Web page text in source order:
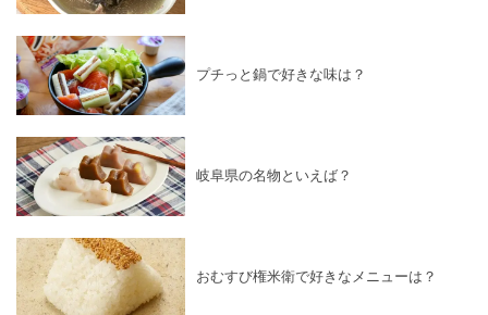
プチっと鍋で好きな味は？
岐阜県の名物といえば？
おむすび権米衛で好きなメニューは？